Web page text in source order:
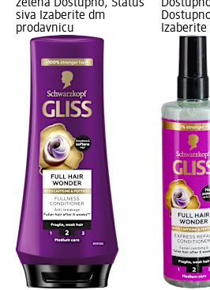
zelena Dostupno, Status
siva Izaberite dm
prodavnicu